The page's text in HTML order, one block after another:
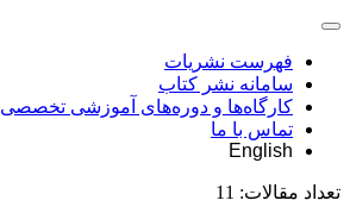
فهرست نشریات
سامانه نشر کتاب
کارگاه‌ها و دوره‌های آموزشی تخصصی
تماس با ما
English
تعداد مقالات: 11